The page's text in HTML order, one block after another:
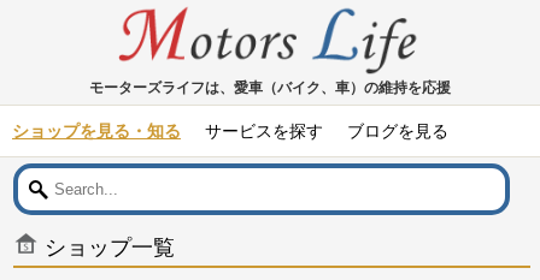
モーターズライフは、愛車（バイク、車）の維持を応援
ショップを見る・知る サービスを探す ブログを見る
ショップ一覧